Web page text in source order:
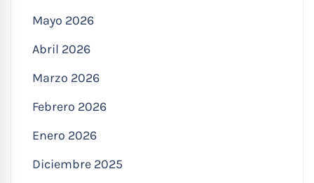
Mayo 2026
Abril 2026
Marzo 2026
Febrero 2026
Enero 2026
Diciembre 2025